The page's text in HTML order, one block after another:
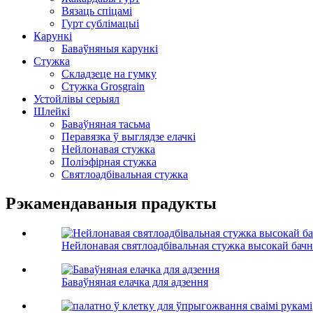
Вязаць спіцамі
Гурт сублімацыі
Карункі
Баваўняныя карункі
Стужка
Складзеце на гумку
Стужка Grosgrain
Устойлівы серыял
Шлейкі
Баваўняная тасьма
Перавязка ў выглядзе елачкі
Нейлонавая стужка
Поліэфірная стужка
Святлоадбівальная стужка
Рэкамендаваныя прадукты
Нейлонавая святлоадбівальная стужка высокай
Баваўняная елачка для адзення